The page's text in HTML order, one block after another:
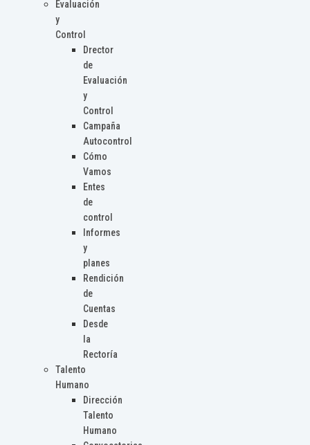
Evaluación
y
Control
Drector
de
Evaluación
y
Control
Campaña
Autocontrol
Cómo
Vamos
Entes
de
control
Informes
y
planes
Rendición
de
Cuentas
Desde
la
Rectoría
Talento
Humano
Dirección
Talento
Humano